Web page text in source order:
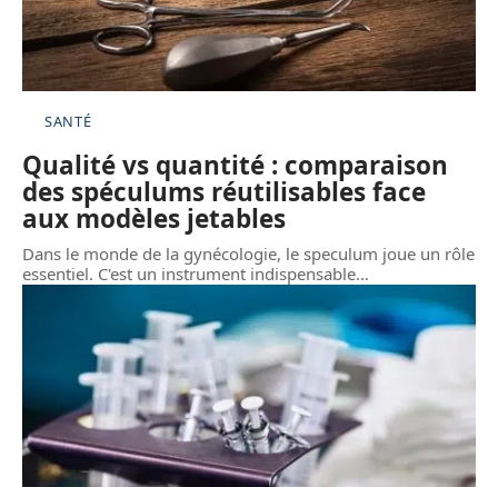
SANTÉ
Qualité vs quantité : comparaison
des spéculums réutilisables face
aux modèles jetables
Dans le monde de la gynécologie, le speculum joue un rôle
essentiel. C'est un instrument indispensable…